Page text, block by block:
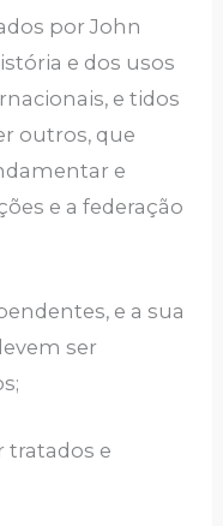
por John
e dos usos
e tidos
outros, que
e
e a federação
e a sua
ser
tratados e